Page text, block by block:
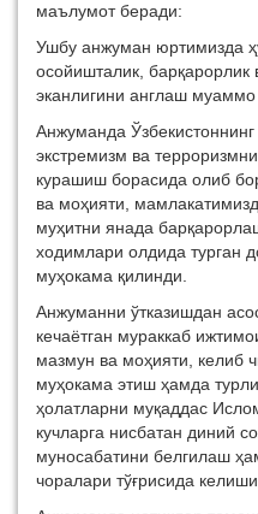
маълумот беради:
Ушбу анжуман юртимизда
осойишталик, барқарорлик
эканлигини англаш муаммо
Анжуманда
экстремизм ва
курашиш борасида олиб
ва моҳияти,
муҳитни янада
ходимлари олдида турган
муҳокама қилинди.
Анжуманни ўтказишдан
кечаётган мураккаб
мазмун ва моҳияти, келиб
муҳокама этиш ҳамда
ҳолатларни муқаддас
кучларга нисбатан диний
муносабатини белгилаш
чоралари тўғрисида